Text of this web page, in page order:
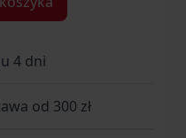
klapa. W razie
4 dni
od 300 zł